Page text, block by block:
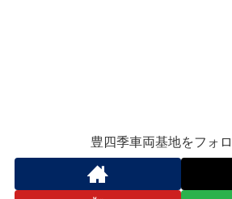
豊四季車両基地をフォ